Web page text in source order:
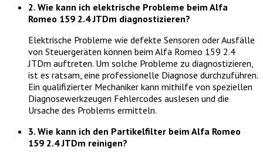
2. Wie kann ich elektrische Probleme beim Alfa
Romeo 159 2.4 JTDm diagnostizieren?
Elektrische Probleme wie defekte Sensoren oder Ausfälle
von Steuergeräten können beim Alfa Romeo 159 2.4
JTDm auftreten. Um solche Probleme zu diagnostizieren,
ist es ratsam, eine professionelle Diagnose durchzuführen.
Ein qualifizierter Mechaniker kann mithilfe von speziellen
Diagnosewerkzeugen Fehlercodes auslesen und die
Ursache des Problems ermitteln.
3. Wie kann ich den Partikelfilter beim Alfa Romeo
159 2.4 JTDm reinigen?